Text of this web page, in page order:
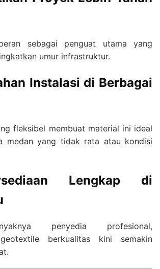
sebagai penguat utama yang
umur infrastruktur.
Instalasi di Berbagai
fleksibel membuat material ini ideal
medan yang tidak rata atau kondisi
Lengkap di
penyedia profesional,
berkualitas kini semakin